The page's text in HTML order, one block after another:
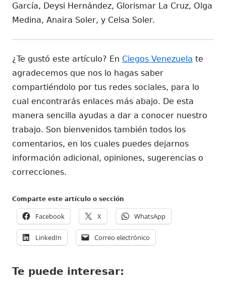
García, Deysi Hernández, Glorismar La Cruz, Olga
Medina, Anaira Soler, y Celsa Soler.
¿Te gustó este artículo? En Ciegos Venezuela te
agradecemos que nos lo hagas saber
compartiéndolo por tus redes sociales, para lo
cual encontrarás enlaces más abajo. De esta
manera sencilla ayudas a dar a conocer nuestro
trabajo. Son bienvenidos también todos los
comentarios, en los cuales puedes dejarnos
información adicional, opiniones, sugerencias o
correcciones.
Comparte este artículo o sección
Facebook
en
X
en
una
WhatsApp
en
LinkedIn
en
ventana
Correo electrónico
en
Te puede interesar: